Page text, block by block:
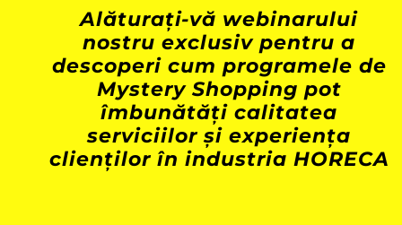
Alăturați-vă webinarului
nostru exclusiv pentru a
descoperi cum programele de
Mystery Shopping pot
îmbunătăți calitatea
serviciilor și experiența
clienților în industria HORECA